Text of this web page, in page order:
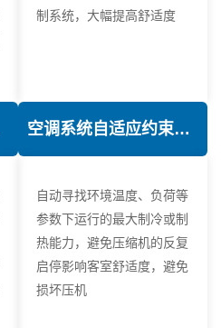
制系统，大幅提高舒适度
空调系统自适应约束控制技术
自动寻找环境温度、负荷等
参数下运行的最大制冷或制
热能力，避免压缩机的反复
启停影响客室舒适度，避免
损坏压机